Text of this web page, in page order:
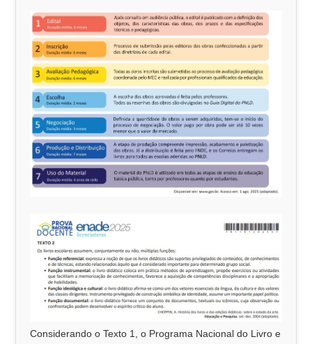
Considerando o Texto 1, o Programa Nacional do Livro e